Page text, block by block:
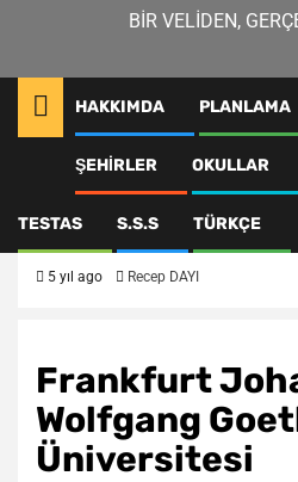
BIR VELIDEN,
HAKKIMDA PLANLAMA
ŞEHIRLER OKULLAR
TESTAS S.S.S TÜRKÇE
Frankfurt
5 yıl ago Recep DAYI
Frankfurt
Wolfgang
Üniversitesi